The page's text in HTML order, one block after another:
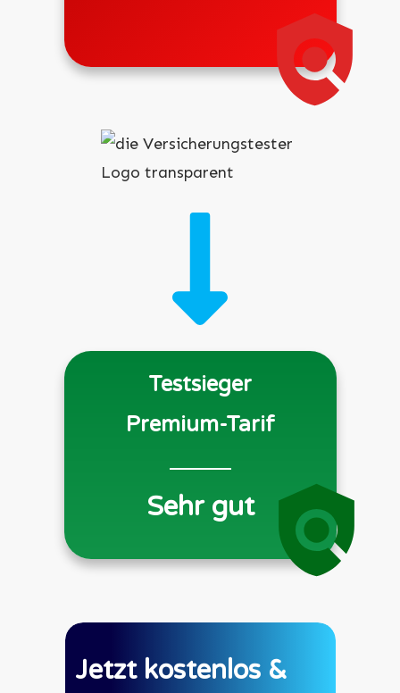
Testsieger
Premium-Tarif
Sehr gut
Jetzt kostenlos &